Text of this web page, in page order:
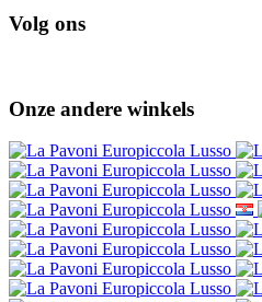
Volg ons
Onze andere winkels